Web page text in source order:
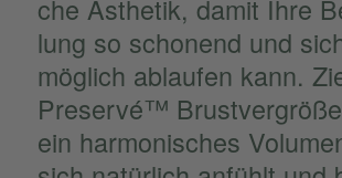
che Ästhe­tik, damit Ihre
lung so schonend und
möglich ablau­fen kann.
Preservé™
ein harmo­ni­sches